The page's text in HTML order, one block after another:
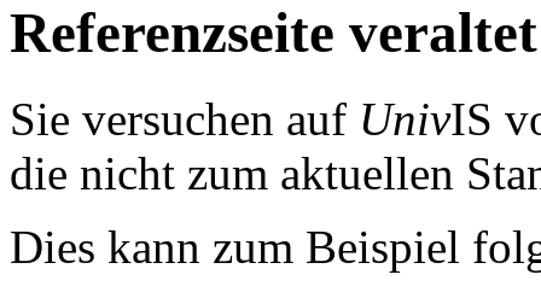
Referenzseite veraltet
Sie versuchen auf UnivIS
die nicht zum aktuellen
Dies kann zum Beispiel